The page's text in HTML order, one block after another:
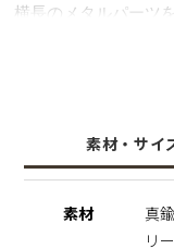
横長のメタルパーツ
マグネット金具で着
単体ではもちろん、
自分へのご褒美にも
ニッケルフリーを使
素材・サイ
素材
真
リー